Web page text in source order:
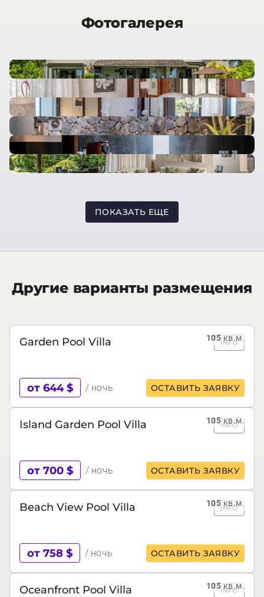
Фотогалерея
ПОКАЗАТЬ ЕЩЕ
Другие варианты размещения
105кв.м.
Garden Pool Villa INFO
от 644 $ / ночь ОСТАВИТЬ ЗАЯВКУ
105кв.м.
Island Garden Pool Villa INFO
от 700 $ / ночь ОСТАВИТЬ ЗАЯВКУ
105кв.м.
Beach View Pool Villa INFO
от 758 $ / ночь ОСТАВИТЬ ЗАЯВКУ
105кв.м.
Oceanfront Pool Villa INFO